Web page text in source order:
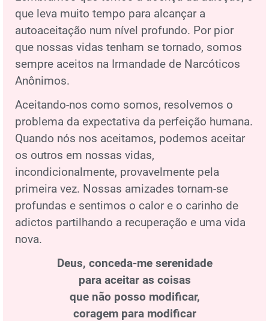
que leva muito tempo para alcançar a
autoaceitação num nível profundo. Por pior
que nossas vidas tenham se tornado, somos
sempre aceitos na Irmandade de Narcóticos
Anônimos.
Aceitando-nos como somos, resolvemos o
problema da expectativa da perfeição humana.
Quando nós nos aceitamos, podemos aceitar
os outros em nossas vidas,
incondicionalmente, provavelmente pela
primeira vez. Nossas amizades tornam-se
profundas e sentimos o calor e o carinho de
adictos partilhando a recuperação e uma vida
nova.
Deus, conceda-me serenidade
para aceitar as coisas
que não posso modificar,
coragem para modificar